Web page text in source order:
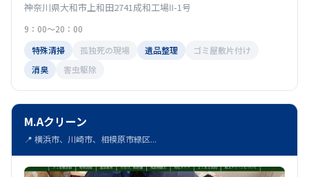
神奈川県大和市上和田2741成和工場Ⅱ-1号
9：00～20：00
特殊清掃
孤独死の現場 遺品整理
ゴミ屋敷片付け
消臭
害虫駆除
M.Aクリーン
📍 横浜市、川崎市、相模原市緑区...